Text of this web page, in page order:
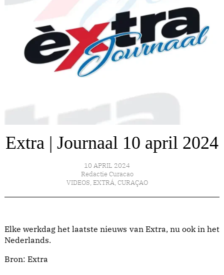
Extra | Journaal 10 april 2024
10 APRIL 2024
Redactie Curacao
VIDEOS, EXTRÁ, CURAÇAO
Elke werkdag het laatste nieuws van Extra, nu ook in het
Nederlands.
Bron: Extra